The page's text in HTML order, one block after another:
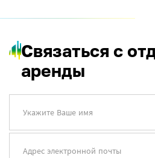
Связаться с
аренды
Укажите Ваше имя
Адрес электронной почты